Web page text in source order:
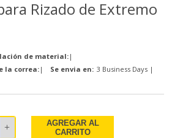
Rizado de Extremo
de material: |
la correa: | Se envia en: 3 Business Days |
AGREGAR AL
CARRITO